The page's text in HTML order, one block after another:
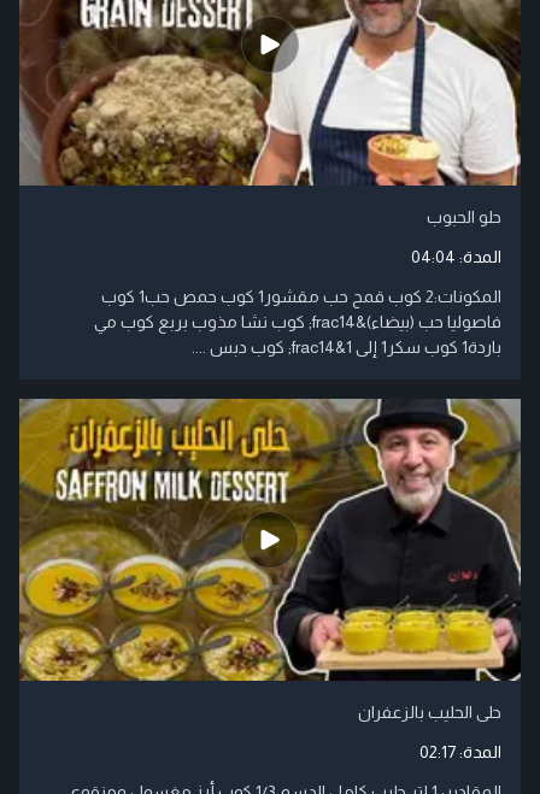
حلو الحبوب
المدة: 04:04
المكونات:2 كوب قمح حب مقشور1 كوب حمص حب1 كوب
فاصوليا حب (بيضاء)&frac14; كوب نشا مذوب بربع كوب مي
باردة1 كوب سكر1 إلى 1&frac14; كوب دبس ....
حلى الحليب بالزعفران
المدة:02:17